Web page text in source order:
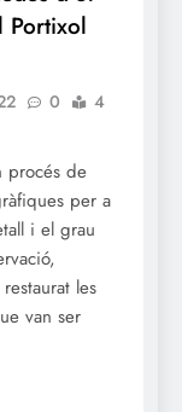
Portixol
0
4
procés de
per a
i el grau
les
van ser